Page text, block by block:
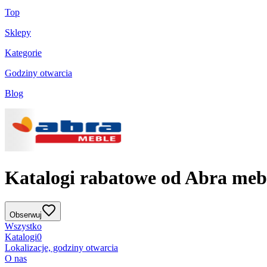
Top
Sklepy
Kategorie
Godziny otwarcia
Blog
Katalogi rabatowe od Abra
Obserwuj
Wszystko
Katalogi0
Lokalizacje, godziny otwarcia
O nas